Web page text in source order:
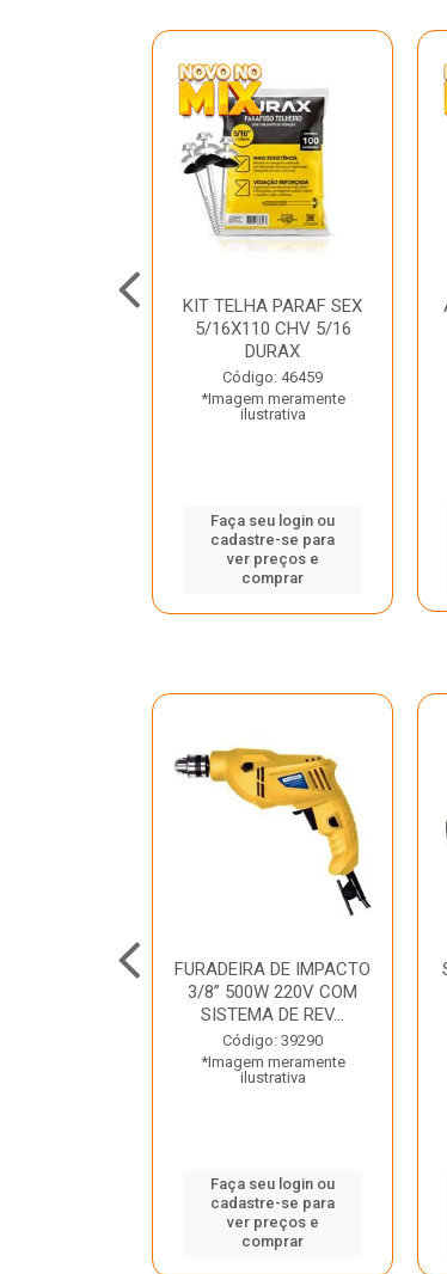
KIT TELHA PARAF SEX
5/16X110 CHV 5/16
DURAX
Código: 46459
*Imagem meramente
ilustrativa
Faça seu login ou
cadastre-se para
ver preços e
comprar
FURADEIRA DE IMPACTO
3/8” 500W 220V COM
SISTEMA DE REV...
Código: 39290
*Imagem meramente
ilustrativa
Faça seu login ou
cadastre-se para
ver preços e
comprar